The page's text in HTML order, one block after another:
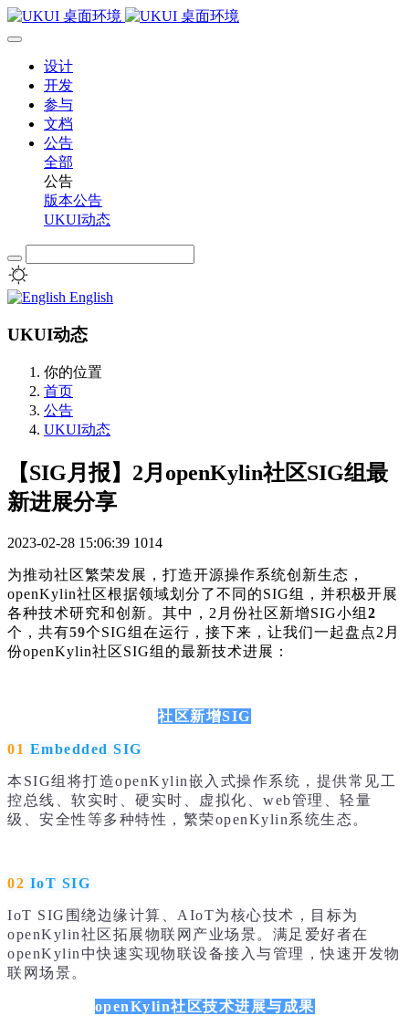
设计
开发
参与
文档
公告
全部
公告
版本公告
UKUI动态
English
UKUI动态
你的位置
首页
公告
UKUI动态
【SIG月报】2月openKylin社区SIG组最
新进展分享
2023-02-28 15:06:39 1014
为推动社区繁荣发展，打造开源操作系统创新生态，
openKylin社区根据领域划分了不同的SIG组，并积极开展
各种技术研究和创新。其中，2月份社区新增SIG小组 2
个，共有59个SIG组在运行，接下来，让我们一起盘点2月
份openKylin社区SIG组的最新技术进展：
社区新增SIG
01 Embedded SIG
本SIG组将打造openKylin嵌入式操作系统，提供常见工
控总线、软实时、硬实时、虚拟化、web管理、轻量
级、安全性等多种特性，繁荣openKylin系统生态。
02 IoT SIG
IoT SIG围绕边缘计算、AIoT为核心技术，目标为
openKylin社区拓展物联网产业场景。满足爱好者在
openKylin中快速实现物联设备接入与管理，快速开发物
联网场景。
openKylin社区技术进展与成果